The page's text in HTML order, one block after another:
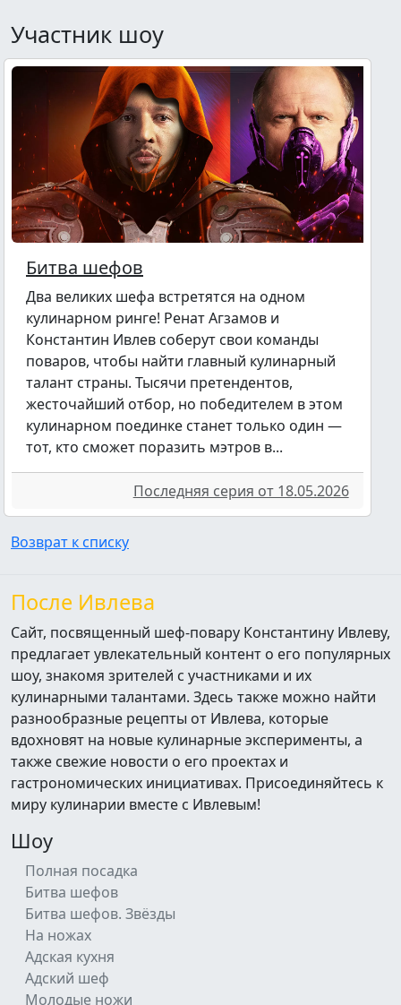
Участник шоу
Битва шефов
Два великих шефа встретятся на одном
кулинарном ринге! Ренат Агзамов и
Константин Ивлев соберут свои команды
поваров, чтобы найти главный кулинарный
талант страны. Тысячи претендентов,
жесточайший отбор, но победителем в этом
кулинарном поединке станет только один —
тот, кто сможет поразить мэтров в...
Последняя серия от 18.05.2026
Возврат к списку
После Ивлева
Сайт, посвященный шеф-повару Константину Ивлеву,
предлагает увлекательный контент о его популярных
шоу, знакомя зрителей с участниками и их
кулинарными талантами. Здесь также можно найти
разнообразные рецепты от Ивлева, которые
вдохновят на новые кулинарные эксперименты, а
также свежие новости о его проектах и
гастрономических инициативах. Присоединяйтесь к
миру кулинарии вместе с Ивлевым!
Шоу
Полная посадка
Битва шефов
Битва шефов. Звёзды
На ножах
Адская кухня
Адский шеф
Молодые ножи